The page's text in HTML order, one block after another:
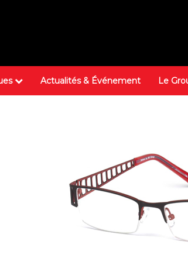
Actualités & Événement Le